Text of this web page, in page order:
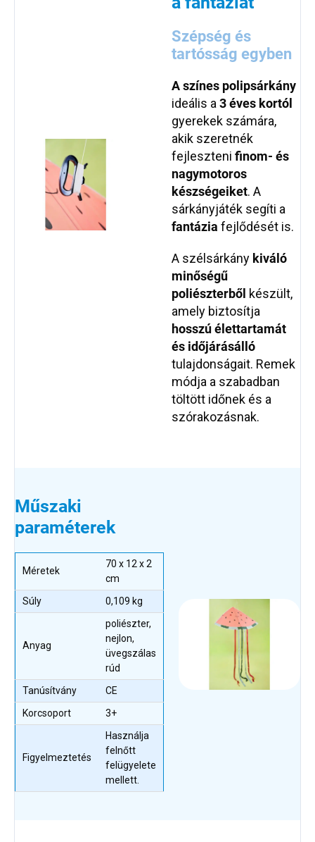
Szépség és
tartósság egyben
A színes polipsárkány
ideális a3 éves kortól
gyerekek számára,
akik szeretnék
fejleszteni finom- és
nagymotoros
készségeiket. A
sárkányjáték segíti a
fantázia fejlődését is.
A szélsárkány kiváló
minőségű
poliészterből készült,
amely biztosítja
hosszú élettartamát
és időjárásálló
tulajdonságait. Remek
módja a szabadban
töltött időnek és a
szórakozásnak.
Műszaki
paraméterek
Méretek
70 x 12 x 2
cm
Súly
0,109 kg
Anyag
poliészter,
nejlon,
üvegszálas
rúd
Tanúsítvány
CE
Korcsoport
3+
Figyelmeztetés
Használja
felnőtt
felügyelete
mellett.